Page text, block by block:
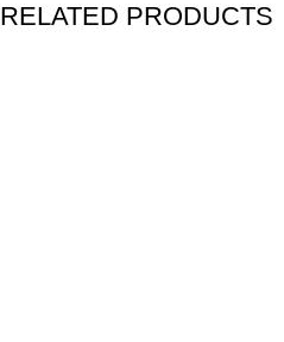
RELATED PRODUCTS